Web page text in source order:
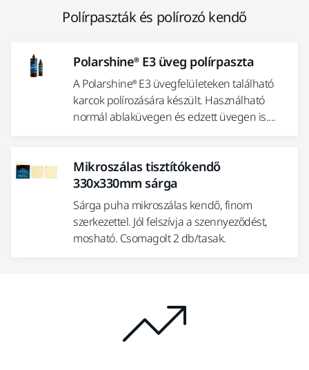
Polírpaszták és polírozó kendő
Polarshine® E3 üveg polírpaszta
A Polarshine® E3 üvegfelületeken található
karcok polírozására készült. Használható
normál ablaküvegen és edzett üvegen is....
Mikroszálas tisztítókendő
330x330mm sárga
Sárga puha mikroszálas kendő, finom
szerkezettel. Jól felszívja a szennyeződést,
mosható. Csomagolt 2 db/tasak.